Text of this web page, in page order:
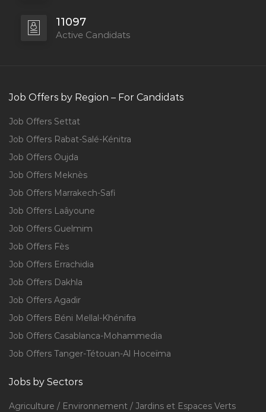
11097
Active Candidats
Job Offers by Region – For Candidats
Job Offers Settat
Job Offers Rabat-Salé-Kénitra
Job Offers Oujda
Job Offers Meknès
Job Offers Marrakech-Safi
Job Offers Laâyoune
Job Offers Guelmim
Job Offers Fès
Job Offers Errachidia
Job Offers Dakhla
Job Offers Agadir
Job Offers Béni Mellal-Khénifra
Job Offers Casablanca-Mohammedia
Job Offers Tanger-Tétouan-Al Hoceïma
Jobs by Sectors
Agriculture / Environnement / Jardins et Espaces Verts